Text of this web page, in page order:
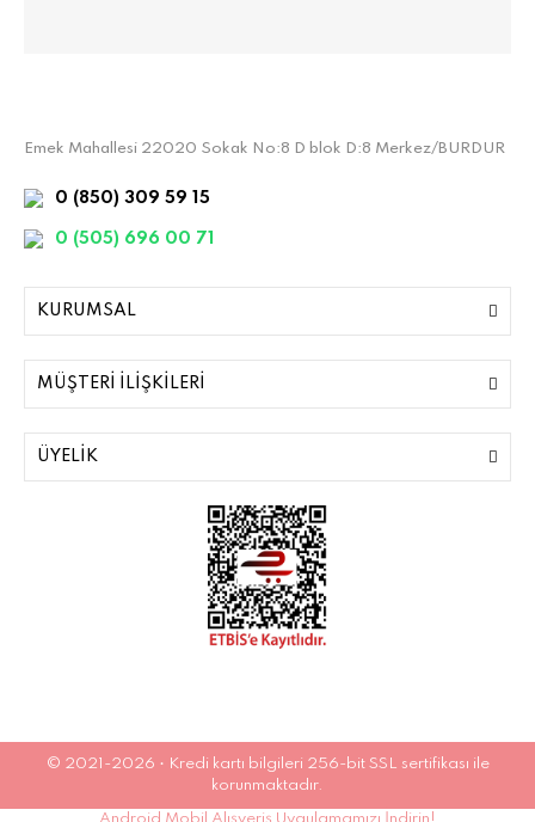
Emek Mahallesi 22020 Sokak No:8 D blok D:8 Merkez/BURDUR
0 (850) 309 59 15
0 (505) 696 00 71
KURUMSAL
MÜŞTERİ İLİŞKİLERİ
ÜYELİK
© 2021-2026 • Kredi kartı bilgileri 256-bit SSL sertifikası ile
korunmaktadır.
Android Mobil Alışveriş Uygulamamızı İndirin!